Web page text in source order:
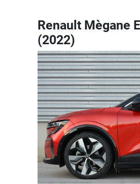
Renault Mègane
(2022)